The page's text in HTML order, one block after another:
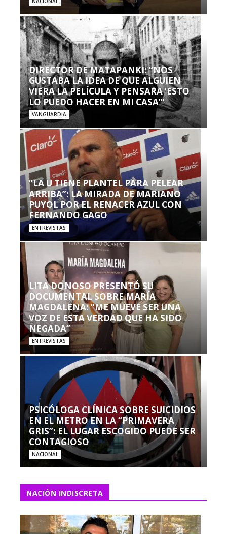
DIRECTOR DE MATAPANKI: “NOS
GUSTABA LA IDEA DE QUE ALGUIEN
VIERA LA PELÍCULA Y PENSARA ‘ESTO
LO PUEDO HACER EN MI CASA’”
VANGUARDIA
“LA U TIENE PLANTEL PARA PELEAR
ARRIBA”: LA MIRADA DE MARIANO
PUYOL POR EL RENACER AZUL CON
FERNANDO GAGO
ENTREVISTAS
LITA DONOSO PRESENTÓ SU
DOCUMENTAL SOBRE MARÍA
MAGDALENA: “ME MUEVE SER UNA
VOZ DE ESTA VERDAD QUE HA SIDO
NEGADA”
ENTREVISTAS
PSICÓLOGA CLÍNICA SOBRE SUICIDIOS
EN EL METRO EN LA “PRIMAVERA
GRIS”: EL LUGAR ESCOGIDO PUEDE SER
CONTAGIOSO
NACIONAL
NACIÓN INDISCRETA